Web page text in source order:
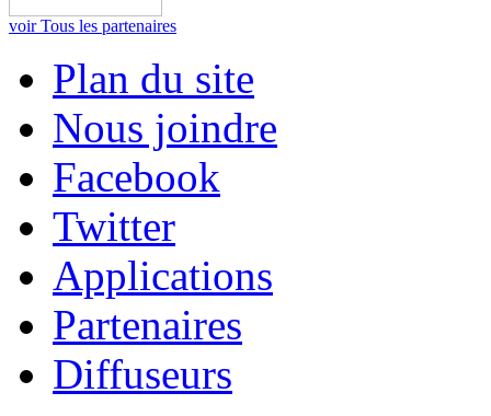
voir Tous les partenaires
Plan du site
Nous joindre
Facebook
Twitter
Applications
Partenaires
Diffuseurs